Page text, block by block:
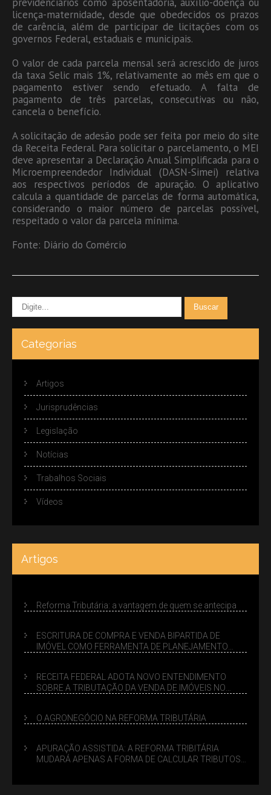
licença-maternidade, desde que obedecidos os prazos
de carência, além de participar de licitações com os
governos Federal, estaduais e municipais.
O valor de cada parcela mensal será acrescido de juros
da taxa Selic mais 1%, relativamente ao mês em que o
pagamento estiver sendo efetuado. A falta de
pagamento de três parcelas, consecutivas ou não,
cancela o benefício.
A solicitação de adesão pode ser feita por meio do site
da Receita Federal. Para solicitar o parcelamento, o MEI
deve apresentar a Declaração Anual Simplificada para o
Microempreendedor Individual (DASN-Simei) relativa
aos respectivos períodos de apuração. O aplicativo
calcula a quantidade de parcelas de forma automática,
considerando o maior número de parcelas possível,
respeitado o valor da parcela mínima.
Fonte: Diário do Comércio
Categorias
Artigos
Jurisprudências
Legislação
Notícias
Trabalhos Sociais
Vídeos
Artigos
Reforma Tributária: a vantagem de quem se antecipa
ESCRITURA DE COMPRA E VENDA BIPARTIDA DE
IMÓVEL COMO FERRAMENTA DE PLANEJAMENTO
RECEITA FEDERAL ADOTA NOVO ENTENDIMENTO
SOBRE A TRIBUTAÇÃO DA VENDA DE IMÓVEIS NO
O AGRONEGÓCIO NA REFORMA TRIBUTÁRIA
APURAÇÃO ASSISTIDA: A REFORMA TRIBITÁRIA
MUDARÁ APENAS A FORMA DE CALCULAR TRIBUTOS